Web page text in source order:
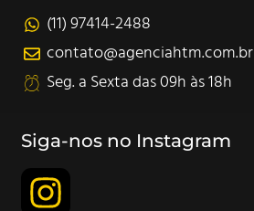
(11) 97414-2488
contato@agenciahtm.com.br
Seg. a Sexta das 09h às 18h
Siga-nos no Instagram